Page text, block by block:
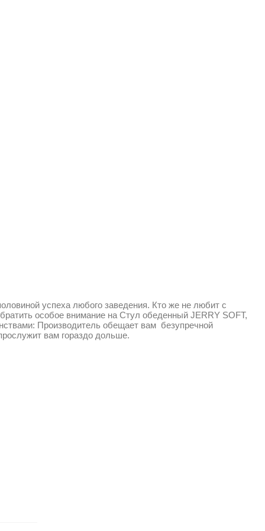
успеха любого заведения. Кто же не любит с
особое внимание на Стул обеденный JERRY SOFT,
Производитель обещает вам безупречной
вам гораздо дольше.